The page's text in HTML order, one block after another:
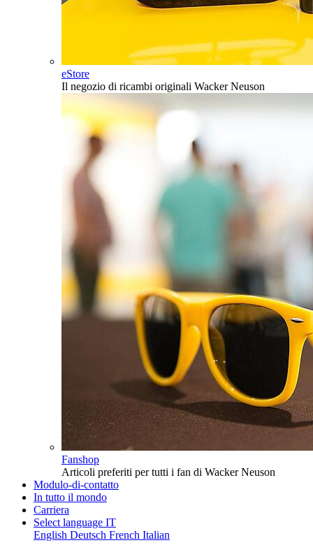
eStore
Il negozio di ricambi originali Wacker Neuson
Fanshop
Articoli preferiti per tutti i fan di Wacker Neuson
Modulo-di-contatto
In tutto il mondo
Carriera
Select language IT
English Deutsch French Italian